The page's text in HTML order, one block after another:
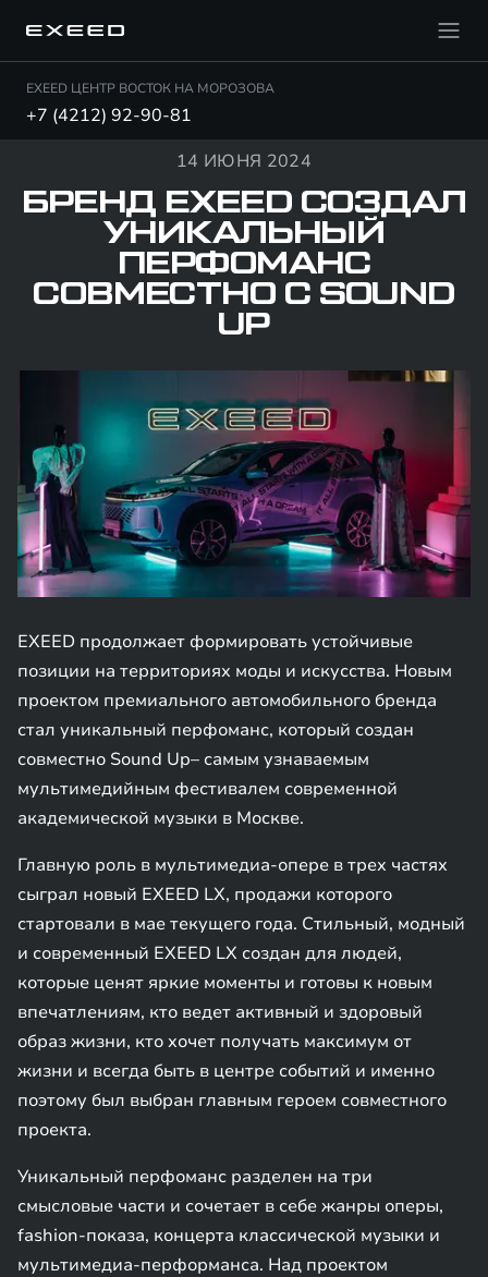
EXEED ЦЕНТР ВОСТОК НА МОРОЗОВА
+7 (4212) 92-90-81
14 ИЮНЯ 2024
БРЕНД EXEED СОЗДАЛ
УНИКАЛЬНЫЙ
ПЕРФОМАНС
СОВМЕСТНО С SOUND
UP
EXEED продолжает формировать устойчивые
позиции на территориях моды и искусства. Новым
проектом премиального автомобильного бренда
стал уникальный перфоманс, который создан
совместно Sound Up– самым узнаваемым
мультимедийным фестивалем современной
академической музыки в Москве.
Главную роль в мультимедиа-опере в трех частях
сыграл новый EXEED LX, продажи которого
стартовали в мае текущего года. Стильный, модный
и современный EXEED LX создан для людей,
которые ценят яркие моменты и готовы к новым
впечатлениям, кто ведет активный и здоровый
образ жизни, кто хочет получать максимум от
жизни и всегда быть в центре событий и именно
поэтому был выбран главным героем совместного
проекта.
Уникальный перфоманс разделен на три
смысловые части и сочетает в себе жанры оперы,
fashion-показа, концерта классической музыки и
мультимедиа-перформанса. Над проектом